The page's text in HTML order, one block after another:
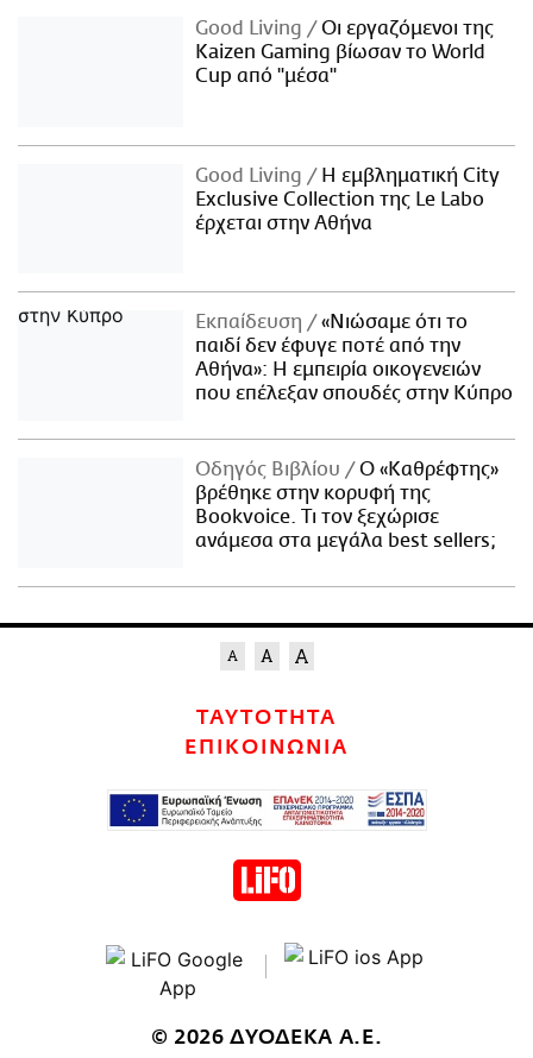
Good Living
Οι εργαζόμενοι της
Kaizen Gaming βίωσαν το World
Cup από "μέσα"
Good Living
Η εμβληματική City
Exclusive Collection της Le Labo
έρχεται στην Αθήνα
Εκπαίδευση
«Νιώσαμε ότι το
παιδί δεν έφυγε ποτέ από την
Αθήνα»: Η εμπειρία οικογενειών
που επέλεξαν σπουδές στην Κύπρο
Οδηγός Βιβλίου
Ο «Καθρέφτης»
βρέθηκε στην κορυφή της
Bookvoice. Τι τον ξεχώρισε
ανάμεσα στα μεγάλα best sellers;
ΤΑΥΤΟΤΗΤΑ
ΕΠΙΚΟΙΝΩΝΙΑ
© 2026 ΔΥΟΔΕΚΑ Α.Ε.